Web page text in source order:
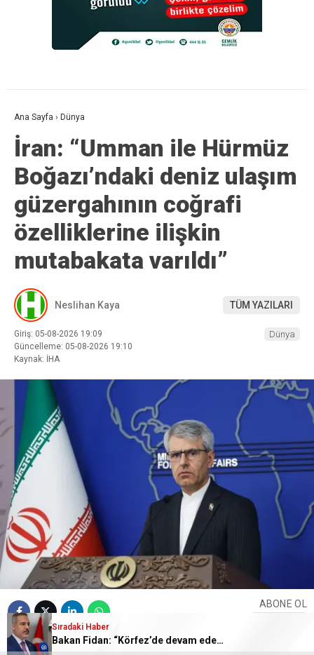
Ana Sayfa › Dünya
İran: “Umman ile Hürmüz
Boğazı’ndaki deniz ulaşım
güzergahının coğrafi
özelliklerine ilişkin
mutabakata varıldı”
Neslihan Kaya TÜM YAZILARI
Giriş: 05-08-2026 19:09
Güncelleme: 05-08-2026 19:10
Kaynak: İHA
Dünya
ABONE OL
Sıradaki Haber
Bakan Fidan: “Körfez’de devam eden savaş dikkatimizi Filistin meselesinden ayırmadı”